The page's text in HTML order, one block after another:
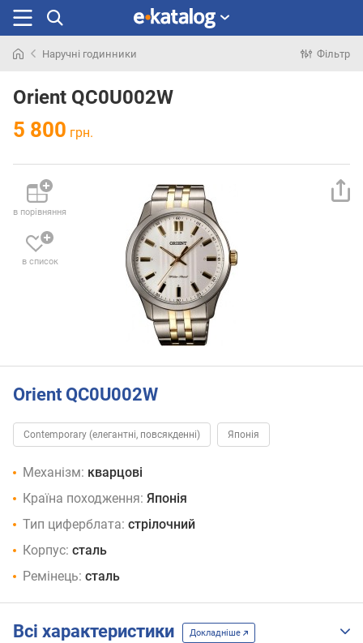
раніше
Наручні годинники Фільтр
Orient QC0U002W
5 800 грн.
в порівняння
в список
Orient QC0U002W
Contemporary (елегантні, повсякденні) Японія
Механізм: кварцові
Країна походження: Японія
Тип циферблата: стрілочний
Корпус: сталь
Ремінець: сталь
Всі характеристики Докладніше